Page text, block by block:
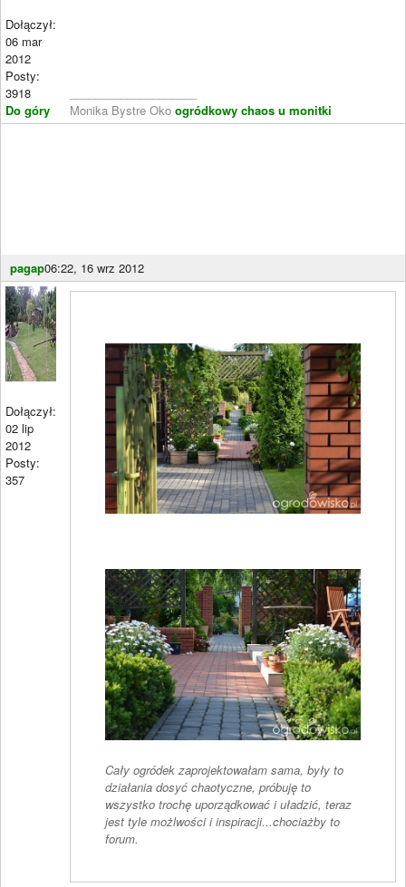
Dołączył:
06 mar
2012
Posty:
3918
Do góry
Monika Bystre Oko ogródkowy chaos u monitki
pagap06:22, 16 wrz 2012
Dołączył:
02 lip
2012
Posty:
357
Cały ogródek zaprojektowałam sama, były to
działania dosyć chaotyczne, próbuję to
wszystko trochę uporządkować i uładzić, teraz
jest tyle możlwości i inspiracji...chociażby to
forum.